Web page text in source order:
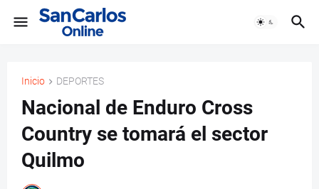
Inicio DEPORTES
Nacional de Enduro Cross
Country se tomará el sector
Quilmo